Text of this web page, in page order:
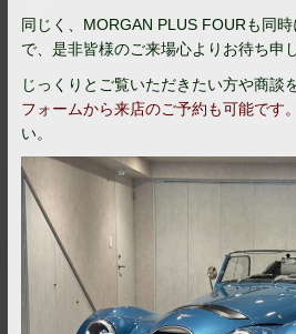
同じく、MORGAN PLUS FOURも同
で、是非皆様のご来場心よりお待ち申
じっくりとご覧いただきたい方や商談
フォームから来店のご予約も可能です。
い。